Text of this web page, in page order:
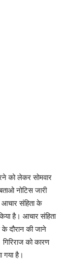
को लेकर सोमवार
नोटिस जारी
आचार संहिता के
है। आचार संहिता
दौरान की जाने
को कारण
गया है।